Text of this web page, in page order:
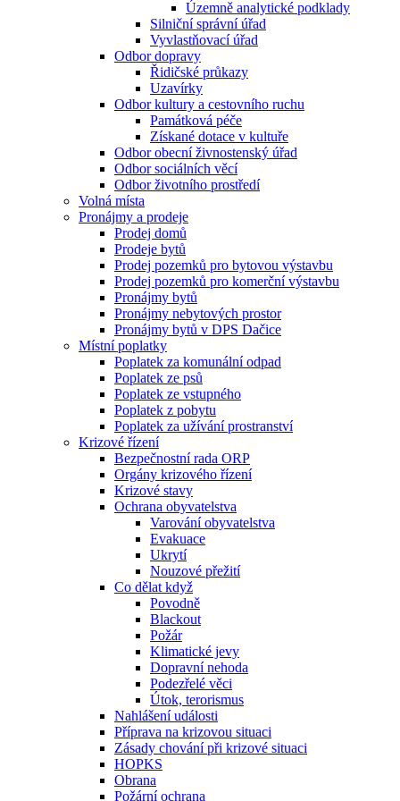
Územně analytické podklady
Silniční správní úřad
Vyvlastňovací úřad
Odbor dopravy
Řidičské průkazy
Uzavírky
Odbor kultury a cestovního ruchu
Památková péče
Získané dotace v kultuře
Odbor obecní živnostenský úřad
Odbor sociálních věcí
Odbor životního prostředí
Volná místa
Pronájmy a prodeje
Prodej domů
Prodeje bytů
Prodej pozemků pro bytovou výstavbu
Prodej pozemků pro komerční výstavbu
Pronájmy bytů
Pronájmy nebytových prostor
Pronájmy bytů v DPS Dačice
Místní poplatky
Poplatek za komunální odpad
Poplatek ze psů
Poplatek ze vstupného
Poplatek z pobytu
Poplatek za užívání prostranství
Krizové řízení
Bezpečnostní rada ORP
Orgány krizového řízení
Krizové stavy
Ochrana obyvatelstva
Varování obyvatelstva
Evakuace
Ukrytí
Nouzové přežití
Co dělat když
Povodně
Blackout
Požár
Klimatické jevy
Dopravní nehoda
Podezřelé věci
Útok, terorismus
Nahlášení události
Příprava na krizovou situaci
Zásady chování při krizové situaci
HOPKS
Obrana
Požární ochrana